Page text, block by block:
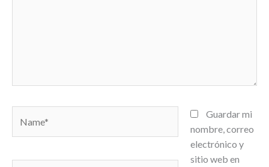
Guardar mi
nombre, correo
electrónico y
sitio web en